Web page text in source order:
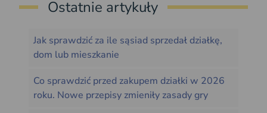
Ostatnie artykuły
Jak sprawdzić za ile sąsiad sprzedał działkę,
dom lub mieszkanie
Co sprawdzić przed zakupem działki w 2026
roku. Nowe przepisy zmieniły zasady gry